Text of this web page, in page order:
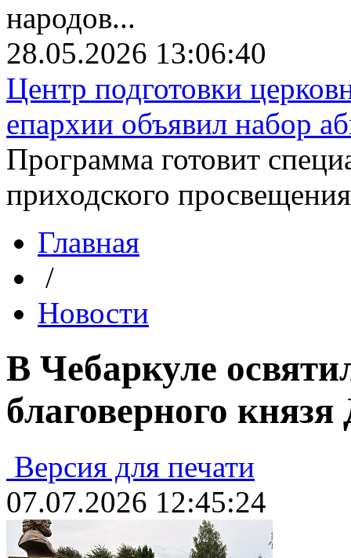
народов...
28.05.2026 13:06:40
Центр подготовки
епархии объявил набор
Программа готовит
приходского
Главная
/
Новости
В Чебаркуле
благоверного
Версия для печати
07.07.2026 12:45:24